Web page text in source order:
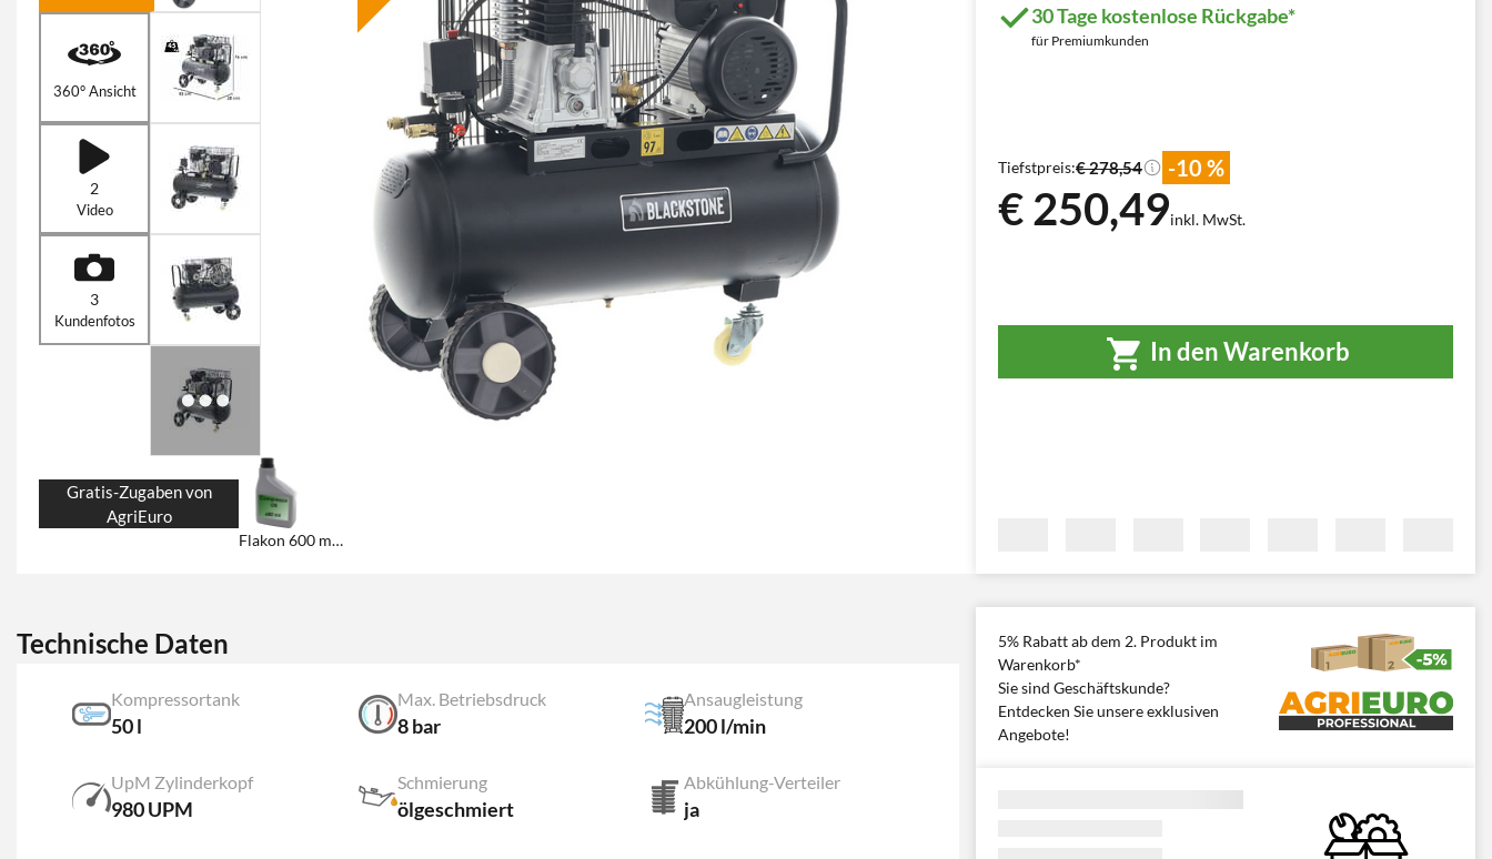
360° Ansicht
2
Video
3
Kundenfotos
Gratis-Zugaben von
AgriEuro
Flakon 600 ml Profi Öl “COMPRIX”
30 Tage kostenlose Rückgabe*
für Premiumkunden
Tiefstpreis:€ 278,54 -10 %
€ 250,49inkl. MwSt.
In den Warenkorb
Technische Daten
Kompressortank
50 l
Max. Betriebsdruck
8 bar
Ansaugleistung
200 l/min
UpM Zylinderkopf
980 UPM
Schmierung
ölgeschmiert
Abkühlung-Verteiler
ja
5% Rabatt ab dem 2. Produkt im
Warenkorb*
Sie sind Geschäftskunde?
Entdecken Sie unsere exklusiven
Angebote!